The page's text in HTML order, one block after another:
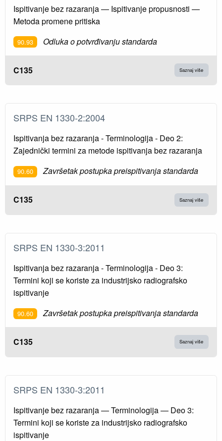
Ispitivanje bez razaranja — Ispitivanje propusnosti —
Metoda promene pritiska
90.93 Odluka o potvrđivanju standarda
C135 Saznaj više
SRPS EN 1330-2:2004
Ispitivanja bez razaranja - Terminologija - Deo 2:
Zajednički termini za metode ispitivanja bez razaranja
90.60 Završetak postupka preispitivanja standarda
C135 Saznaj više
SRPS EN 1330-3:2011
Ispitivanja bez razaranja - Terminologija - Deo 3:
Termini koji se koriste za industrijsko radiografsko
ispitivanje
90.60 Završetak postupka preispitivanja standarda
C135 Saznaj više
SRPS EN 1330-3:2011
Ispitivanje bez razaranja — Terminologija — Deo 3:
Termini koji se koriste za industrijsko radiografsko
ispitivanje